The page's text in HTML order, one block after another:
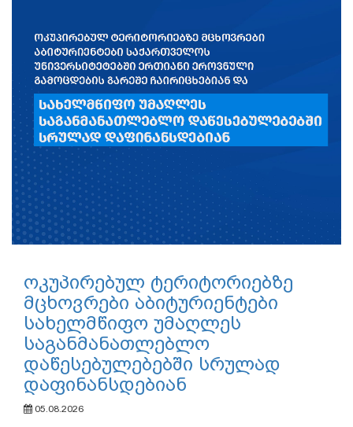
ოკუპირებულ ტერიტორიებზე
მცხოვრები აბიტურიენტები
სახელმწიფო უმაღლეს
საგანმანათლებლო
დაწესებულებებში სრულად
დაფინანსდებიან
05.08.2026